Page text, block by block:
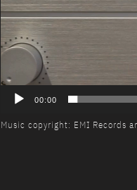
00:00
Music copyright: EMI Records